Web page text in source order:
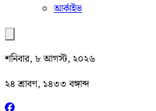
আর্কাইভ
শনিবার, ৮ আগস্ট, ২০২৬
২৪ শ্রাবণ, ১৪৩৩ বঙ্গাব্দ